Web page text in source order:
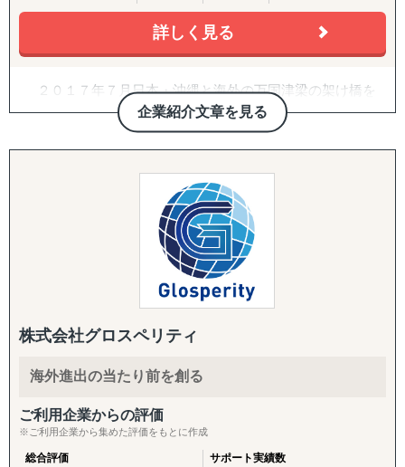
韓国
↳ アジア（中東ほか）：ドバイ・サウジアラビア・イン
ド・バングラデシュ・モンゴル
※サポート内容により、対応の可否や得意・不得意な分野
があります。
------------------------------------
◆以下はこれまで当社で実績が多く、特にニーズの高い支
『LocaBrain（ロカブレイン）｜海外進出 現地顧問サービ
↳ AIが出した"答えっぽいもの"を、現地のリアルで答え合
↳ 海外事業を貴社の海外事業担当者として伴走
『LocaForce（ロカフォース）海外販路開拓 現地支援サー
詳しく見る
企業紹介文章を見る
２０１７年７月日本・沖縄と海外の万国津梁の架け橋を
目指して、企業の海外展開支援を目的として沖縄・那覇で
設立。アジア・欧州を中心に沖縄県内・沖縄県外企業の海
外進出・国際展開のサポートを実施しています。２０２２
年７月には観光産業の伸びの著しい石垣市に八重山事務所
沖縄をハブに、台湾・中国・香港・ベトナム・タイ・マ
レーシア・シンガポール・インドネシア・オーストラリ
ア・ニュージーランド・イギリス・ドイツ・ブラジル各国
にパートナーエージェントを配置し、アメリカ合衆国・イ
ンドは提携先を設けていますので、現地でも情報収集、視
察等も直接支援可能、幅広く皆様の海外展開とインバウン
ド事業をサポートしております。
株式会社グロスペリティ
海外進出の当たり前を創る
ご利用企業からの評価
※ご利用企業から集めた評価をもとに作成
総合評価 サポート実績数